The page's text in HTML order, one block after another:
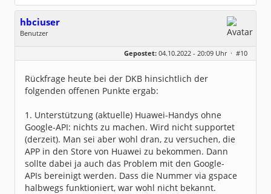
hbciuser
Benutzer
Dabei seit:
10 / 2017
Gepostet: 04.10.2022 - 20:09 Uhr · #10
Rückfrage heute bei der DKB hinsichtlich der
folgenden offenen Punkte ergab:
1. Unterstützung (aktuelle) Huawei-Handys ohne
Google-API: nichts zu machen. Wird nicht supportet
(derzeit). Man sei aber wohl dran, zu versuchen, die
APP in den Store von Huawei zu bekommen. Dann
sollte dabei ja auch das Problem mit den Google-
APIs bereinigt werden. Dass die Nummer via gspace
halbwegs funktioniert, war wohl nicht bekannt.